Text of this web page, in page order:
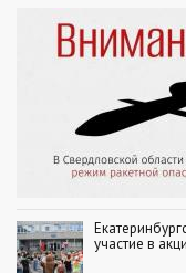
участие в